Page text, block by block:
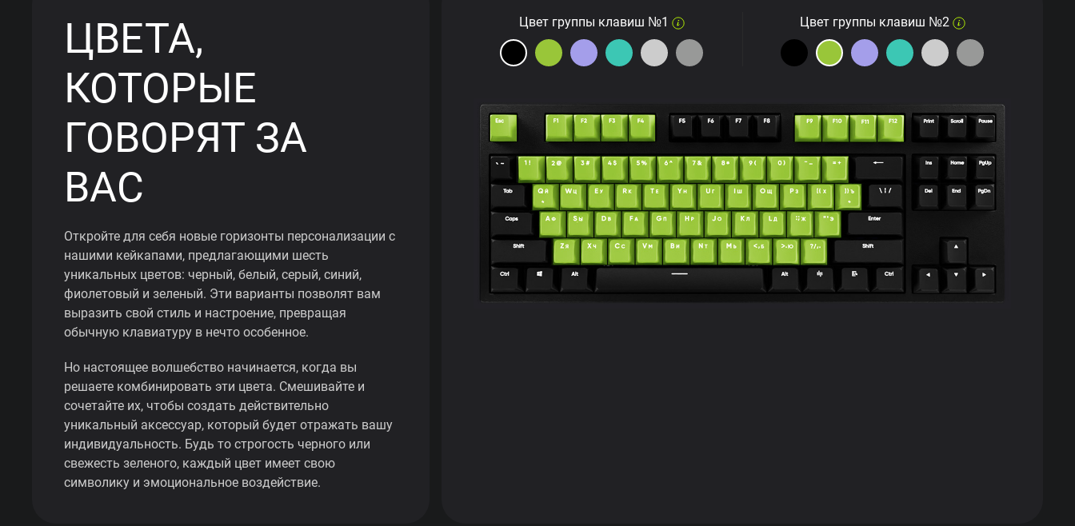
ЦВЕТА,
КОТОРЫЕ
ГОВОРЯТ ЗА
ВАС
Откройте для себя новые горизонты персонализации с
нашими кейкапами, предлагающими шесть
уникальных цветов: черный, белый, серый, синий,
фиолетовый и зеленый. Эти варианты позволят вам
выразить свой стиль и настроение, превращая
обычную клавиатуру в нечто особенное.
Но настоящее волшебство начинается, когда вы
решаете комбинировать эти цвета. Смешивайте и
сочетайте их, чтобы создать действительно
уникальный аксессуар, который будет отражать вашу
индивидуальность. Будь то строгость черного или
свежесть зеленого, каждый цвет имеет свою
символику и эмоциональное воздействие.
Цвет группы клавиш №1 Цвет группы клавиш №2